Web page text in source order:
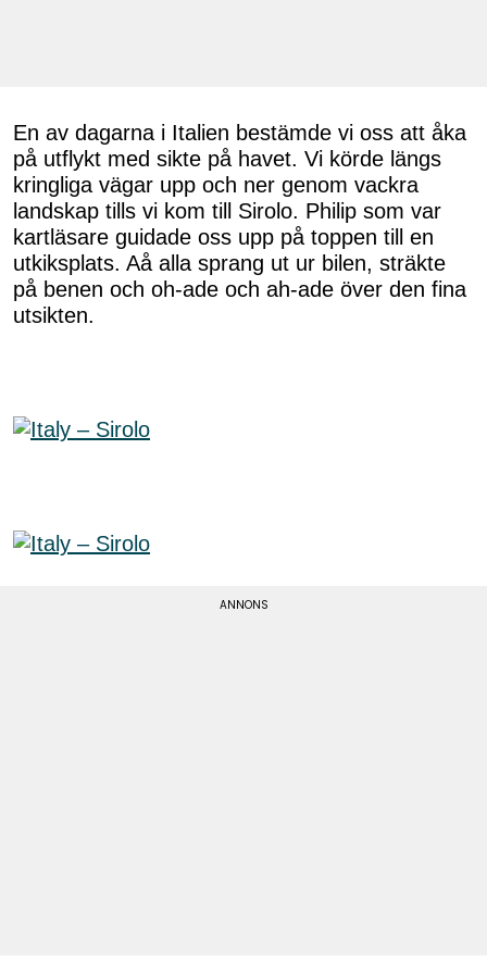
En av dagarna i Italien bestämde vi oss att åka
på utflykt med sikte på havet. Vi körde längs
kringliga vägar upp och ner genom vackra
landskap tills vi kom till Sirolo. Philip som var
kartläsare guidade oss upp på toppen till en
utkiksplats. Aå alla sprang ut ur bilen, sträkte
på benen och oh-ade och ah-ade över den fina
utsikten.